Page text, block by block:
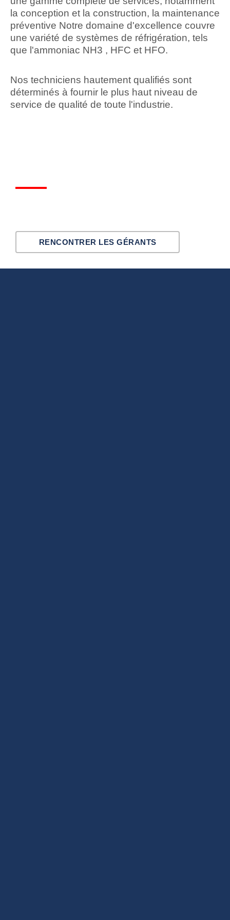
la conception et la construction, la maintenance
préventive Notre domaine d'excellence couvre
une variété de systèmes de réfrigération, tels
que l'ammoniac NH3 , HFC et HFO.
Nos techniciens hautement qualifiés sont
déterminés à fournir le plus haut niveau de
service de qualité de toute l'industrie.
RENCONTRER LES GÉRANTS